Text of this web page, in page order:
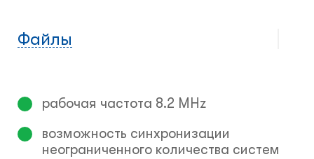
рабочая частота 8.2 MHz
возможность синхронизации
неограниченного количества систем
Файлы